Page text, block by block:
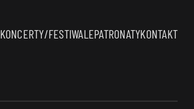
KONCERTY/FESTIWALEPATRONATYKONTAKT